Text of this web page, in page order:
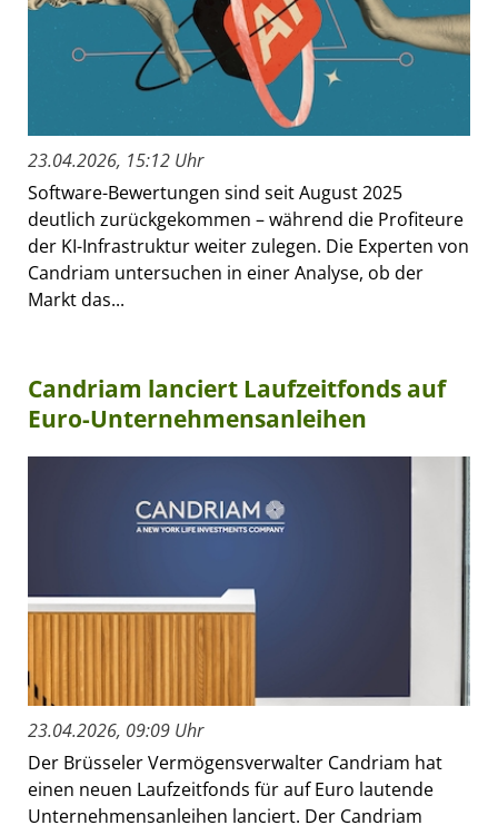
23.04.2026, 15:12 Uhr
Software-Bewertungen sind seit August 2025
deutlich zurückgekommen – während die Profiteure
der KI-Infrastruktur weiter zulegen. Die Experten von
Candriam untersuchen in einer Analyse, ob der
Markt das...
Candriam lanciert Laufzeitfonds auf
Euro-Unternehmensanleihen
23.04.2026, 09:09 Uhr
Der Brüsseler Vermögensverwalter Candriam hat
einen neuen Laufzeitfonds für auf Euro lautende
Unternehmensanleihen lanciert. Der Candriam